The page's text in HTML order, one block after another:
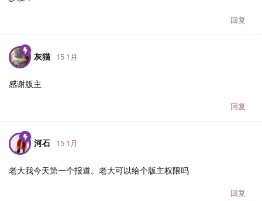
回复
灰猫 15 1月
感谢版主
回复
河石 15 1月
老大我今天第一个报道。老大可以给个版主权限吗
回复